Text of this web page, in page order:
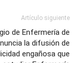
Artículo siguiente
de Enfermería de
la difusión de
engañosa que